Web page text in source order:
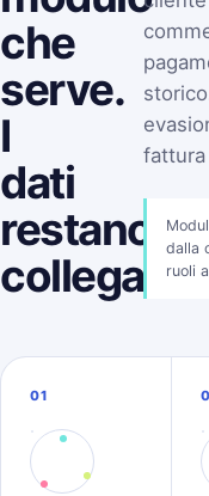
che
serve.
I
dati
restano
collegati.
fattura
dalla
ruoli
01